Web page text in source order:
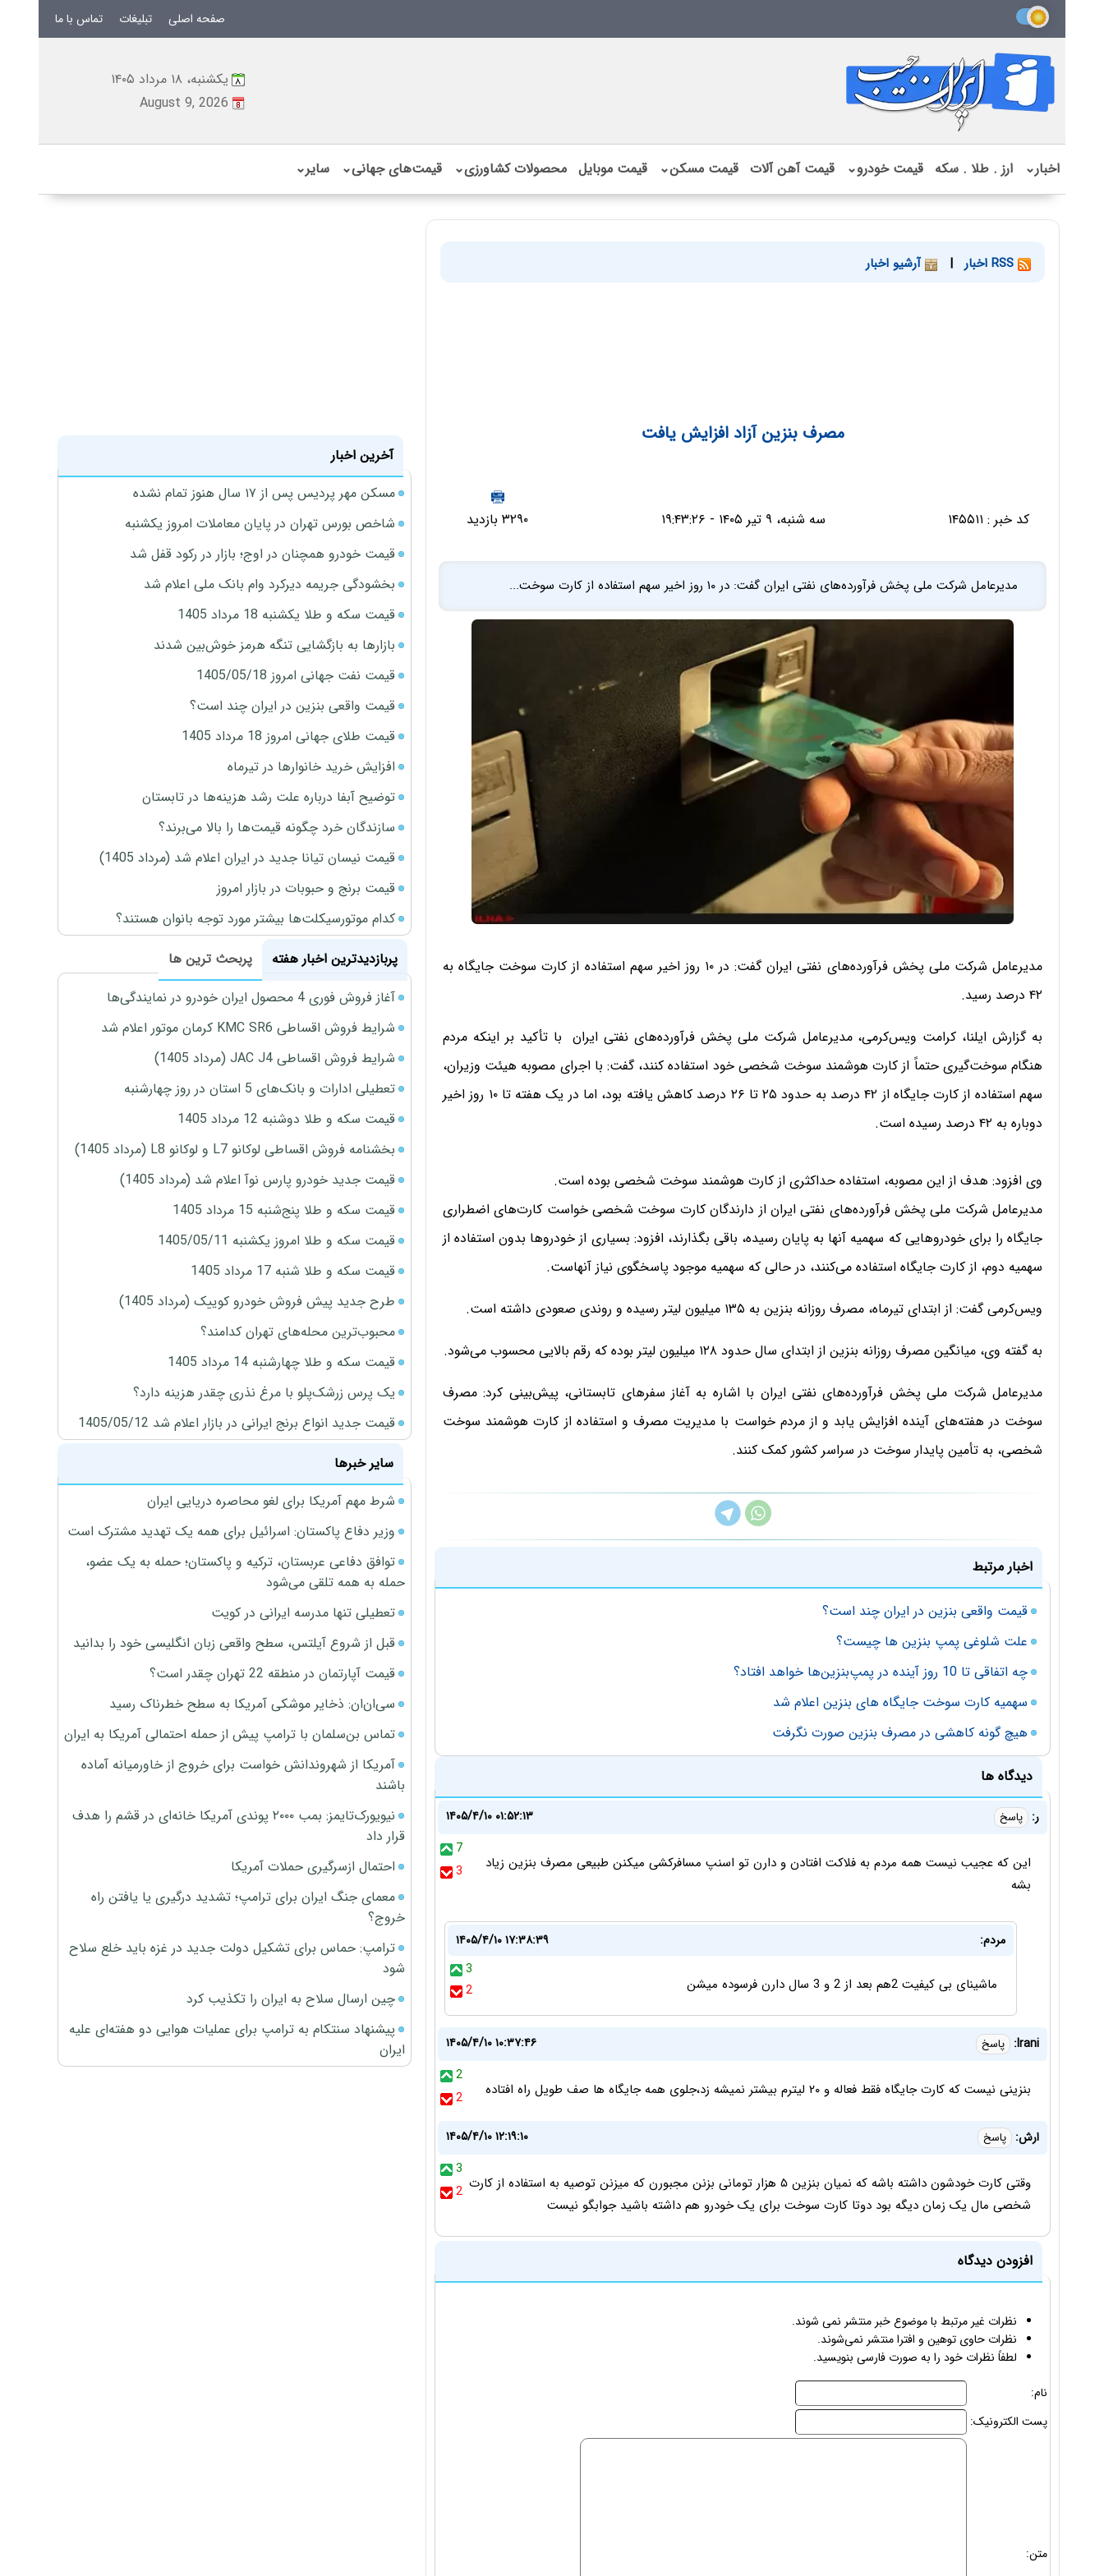
صفحه اصلی تبلیغات تماس با ما
یکشنبه، ۱۸ مرداد ۱۴۰۵
August 9, 2026
اخبار⌄ ارز . طلا . سکه قیمت خودرو⌄ قیمت آهن آلات قیمت مسکن⌄ قیمت موبایل محصولات کشاورزی⌄ قیمت‌های جهانی⌄ سایر⌄
| آرشیو اخبار
مصرف بنزین آزاد افزایش یافت
کد خبر :۱۴۵۵۱۱ سه شنبه، ۹ تیر ۱۴۰۵ - ۱۹:۴۳:۲۶ ۳۲۹۰ بازدید
مدیرعامل شرکت ملی پخش فرآورده‌های نفتی ایران گفت: در ۱۰ روز اخیر سهم استفاده از کارت سوخت...
مدیرعامل شرکت ملی پخش فرآورده‌های نفتی ایران گفت: در ۱۰ روز اخیر سهم استفاده از کارت سوخت جایگاه به
۴۲ درصد رسید.
به گزارش ایلنا، کرامت ویس‌کرمی، مدیرعامل شرکت ملی پخش فرآورده‌های نفتی ایران با تأکید بر اینکه مردم
هنگام سوخت‌گیری حتماً از کارت هوشمند سوخت شخصی خود استفاده کنند، گفت: با اجرای مصوبه هیئت وزیران،
سهم استفاده از کارت جایگاه از ۴۲ درصد به حدود ۲۵ تا ۲۶ درصد کاهش یافته بود، اما در یک هفته تا ۱۰ روز اخیر
دوباره به ۴۲ درصد رسیده است.
وی افزود: هدف از این مصوبه، استفاده حداکثری از کارت هوشمند سوخت شخصی بوده است.
مدیرعامل شرکت ملی پخش فرآورده‌های نفتی ایران از دارندگان کارت سوخت شخصی خواست کارت‌های اضطراری
جایگاه را برای خودرو‌هایی که سهمیه آنها به پایان رسیده، باقی بگذارند، افزود: بسیاری از خودرو‌ها بدون استفاده از
سهمیه دوم، از کارت جایگاه استفاده می‌کنند، در حالی که سهمیه موجود پاسخگوی نیاز آنهاست.
ویس‌کرمی گفت: از ابتدای تیرماه، مصرف روزانه بنزین به ۱۳۵ میلیون لیتر رسیده و روندی صعودی داشته است.
به گفته وی، میانگین مصرف روزانه بنزین از ابتدای سال حدود ۱۲۸ میلیون لیتر بوده که رقم بالایی محسوب می‌شود.
مدیرعامل شرکت ملی پخش فرآورده‌های نفتی ایران با اشاره به آغاز سفر‌های تابستانی، پیش‌بینی کرد: مصرف
سوخت در هفته‌های آینده افزایش یابد و از مردم خواست با مدیریت مصرف و استفاده از کارت هوشمند سوخت
شخصی، به تأمین پایدار سوخت در سراسر کشور کمک کنند.
اخبار مرتبط
قیمت واقعی بنزین در ایران چند است؟
علت شلوغی پمپ بنزین ها چیست؟
چه‌ اتفاقی تا 10 روز آینده در پمپ‌بنزین‌ها خواهد افتاد؟
سهمیه کارت سوخت جایگاه های بنزین اعلام شد
هیچ گونه کاهشی در مصرف بنزین صورت نگرفت
دیدگاه ها
ر: پاسخ
۱۴۰۵/۴/۱۰ ۰۱:۵۲:۱۳
7
3
این که عجیب نیست همه مردم به فلاکت افتادن و دارن تو اسنپ مسافرکشی میکنن طبیعی مصرف بنزین زیاد
بشه
مردم:
۱۴۰۵/۴/۱۰ ۱۷:۳۸:۳۹
3
2
ماشینای بی کیفیت 2هم بعد از 2 و 3 سال دارن فرسوده میشن
Irani: پاسخ
۱۴۰۵/۴/۱۰ ۱۰:۳۷:۴۶
2
2
بنزینی نیست که کارت جایگاه فقط فعاله و ۲۰ لیترم بیشتر نمیشه زد،جلوی همه جایگاه ها صف طویل راه افتاده
ارش: پاسخ
۱۴۰۵/۴/۱۰ ۱۲:۱۹:۱۰
3
2 وقتی کارت خودشون داشته باشه که نمیان بنزین ۵ هزار تومانی بزنن مجبورن که میزنن توصیه به استفاده از کارت
شخصی مال یک زمان دیگه بود دوتا کارت سوخت برای یک خودرو هم داشته باشید جوابگو نیست
افزودن دیدگاه
نظرات غیر مرتبط با موضوع خبر منتشر نمی شوند.
نظرات حاوی توهین و افترا منتشر نمی‌شوند.
لطفاً نظرات خود را به صورت فارسی بنویسید.
نام:
پست الکترونیک:
متن:
آخرین اخبار
مسکن مهر پردیس پس از ۱۷ سال هنوز تمام نشده
شاخص بورس تهران در پایان معاملات امروز یکشنبه
قیمت خودرو همچنان در اوج؛ بازار در رکود قفل شد
بخشودگی جریمه دیرکرد وام بانک ملی اعلام شد
قیمت سکه و طلا یکشنبه 18 مرداد 1405
بازارها به بازگشایی تنگه هرمز خوش‌بین شدند
قیمت نفت جهانی امروز 1405/05/18
قیمت واقعی بنزین در ایران چند است؟
قیمت طلای جهانی امروز 18 مرداد 1405
افزایش خرید خانوارها در تیرماه
توضیح آبفا درباره علت رشد هزینه‌ها در تابستان
سازندگان خرد چگونه قیمت‌ها را بالا می‌برند؟
قیمت نیسان تیانا جدید در ایران اعلام شد (مرداد 1405)
قیمت برنج و حبوبات در بازار امروز
کدام موتورسیکلت‌ها بیشتر مورد توجه بانوان هستند؟
پربازدیدترین اخبار هفته
پربحث ترین ها
آغاز فروش فوری 4 محصول ایران خودرو در نمایندگی‌ها
شرایط فروش اقساطی KMC SR6 کرمان موتور اعلام شد
شرایط فروش اقساطی JAC J4 (مرداد 1405)
تعطیلی ادارات و بانک‌های 5 استان در روز چهارشنبه
قیمت سکه و طلا دوشنبه 12 مرداد 1405
بخشنامه فروش اقساطی لوکانو L7 و لوکانو L8 (مرداد 1405)
قیمت جدید خودرو پارس نوآ اعلام شد (مرداد 1405)
قیمت سکه و طلا پنج‌شنبه 15 مرداد 1405
قیمت سکه و طلا امروز یکشنبه 1405/05/11
قیمت سکه و طلا شنبه 17 مرداد 1405
طرح جدید پیش فروش خودرو کوییک (مرداد 1405)
محبوب‌ترین محله‌های تهران کدامند؟
قیمت سکه و طلا چهارشنبه 14 مرداد 1405
یک پرس زرشک‌پلو با مرغ نذری چقدر هزینه دارد؟
قیمت جدید انواع برنج ایرانی در بازار اعلام شد 1405/05/12
سایر خبرها
شرط مهم آمریکا برای لغو محاصره دریایی ایران
وزیر دفاع پاکستان: اسرائیل برای همه یک تهدید مشترک است
توافق دفاعی عربستان، ترکیه و پاکستان؛ حمله به یک عضو،
حمله به همه تلقی می‌شود
تعطیلی تنها مدرسه ایرانی در کویت
قبل از شروع آیلتس، سطح واقعی زبان انگلیسی خود را بدانید
قیمت آپارتمان در منطقه 22 تهران چقدر است؟
سی‌ان‌ان: ذخایر موشکی آمریکا به سطح خطرناک رسید
تماس بن‌سلمان با ترامپ پیش از حمله احتمالی آمریکا به ایران
آمریکا از شهروندانش خواست برای خروج از خاورمیانه آماده
باشند
نیویورک‌تایمز: بمب ۲۰۰۰ پوندی آمریکا خانه‌ای در قشم را هدف
قرار داد
احتمال ازسرگیری حملات آمریکا
معمای جنگ ایران برای ترامپ؛ تشدید درگیری یا یافتن راه
خروج؟
ترامپ: حماس برای تشکیل دولت جدید در غزه باید خلع سلاح
شود
چین ارسال سلاح به ایران را تکذیب کرد
پیشنهاد سنتکام به ترامپ برای عملیات هوایی دو هفته‌ای علیه
ایران